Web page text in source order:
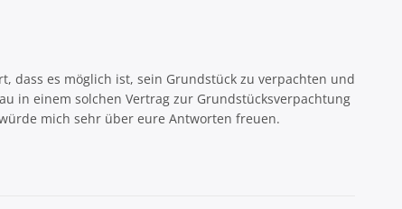
dass es möglich ist, sein Grundstück zu verpachten und
in einem solchen Vertrag zur Grundstücksverpachtung
mich sehr über eure Antworten freuen.